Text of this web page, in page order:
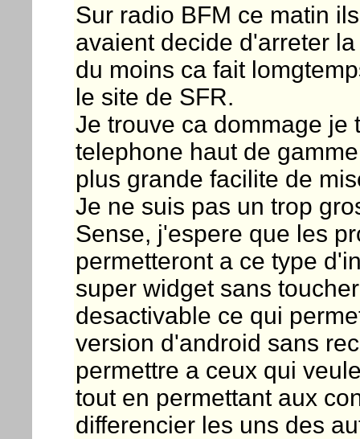
Sur radio BFM ce matin
avaient decide d'arreter
du moins ca fait
le site de SFR.
Je trouve ca dommage je
telephone haut de
plus grande facilite de
Je ne suis pas un trop
Sense, j'espere que les
permetteront a ce type
super widget sans
desactivable ce qui
version d'android sans
permettre a ceux qui
tout en permettant aux
differencier les uns des